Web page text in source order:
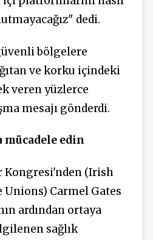
dedi.
bölgelere
ve korku içindeki
veren yüzlerce
mesajı gönderdi.
edin
Kongresi'nden (Irish
Unions) Carmel Gates
ardından ortaya
sağlık